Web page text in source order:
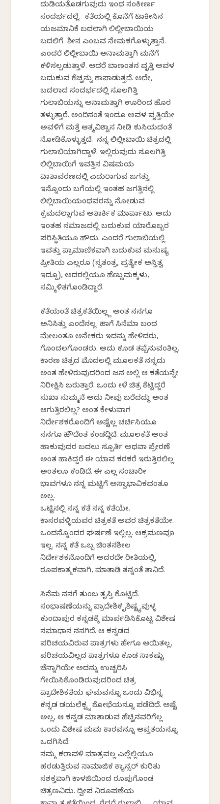
ದುಡಿಯತೊಡಗುವುದು ಇಂಥ ಸಂಕೀರ್ಣ
ಸಂದರ್ಭದಲ್ಲೆ. ಕತೆಯಲ್ಲಿ ಕೊನೆಗೆ ಟಾಕೀಸಿನ
ಯಜಮಾನಿಕೆ ಬದಲಾಗಿ ಲಿಲ್ಲೀಬಾಯಿಯ
ಬದಲಿಗೆ ಶೀನ ಎಂಬವ ನೇಮಕಗೊಳ್ಳುತ್ತಾನೆ.
ಎಂದರೆ ಲಿಲ್ಲೀಬಾಯಿ ಅನಾಮತ್ತಾಗಿ ಮನೆಗೆ
ಕಳಿಸಲ್ಪಡುತ್ತಾಳೆ. ಆದರೆ ಬಾಣಂತನ ವೃತ್ತಿ ಅವಳ
ಬದುಕುವ ಕೆಚ್ಚನ್ನು ಕಾಪಾಡುತ್ತದೆ. ಅದೇ,
ಬದಲಾದ ಸಂದರ್ಭದಲ್ಲಿ ಸೂಲಗಿತ್ತಿ
ಗುಲಾಬಿಯನ್ನು ಅನಾಮತ್ತಾಗಿ ಊರಿಂದ ಹೊರ
ತಳ್ಳುತ್ತಾರೆ. ಅಂದಿನಂತೆ ಇಂದೂ ಅವಳ ವೃತ್ತಿಯೇ
ಅವಳಿಗೆ ಮತ್ತೆ ಆತ್ಮವಿಶ್ವಾಸ ನೀಡಿ ಕುಸಿಯದಂತೆ
ನೋಡಿಕೊಳ್ಳುತ್ತದೆ. ನನ್ನ ಲಿಲ್ಲೀಬಾಯಿ ಚಿತ್ರದಲ್ಲಿ
ಗುಲಾಬಿಯಾಗಿದ್ದಾಳೆ. ಇಲ್ಲಿರುವುದು ಸೂಲಗಿತ್ತಿ
ಲಿಲ್ಲಿಬಾಯಿಗೆ ಇವತ್ತಿನ ವಿಷಮಯ
ವಾತಾವರಣದಲ್ಲಿ ಎದುರಾಗುವ ಜಗತ್ತು.
ಇನ್ನೊಂದು ಬಗೆಯಲ್ಲಿ ಇಂತಹ ಜಗತ್ತಿನಲ್ಲಿ
ಲಿಲ್ಲಿಬಾಯಿಯಂಥವರನ್ನು ನೋಡುವ
ಕ್ರಮದಲ್ಲಾಗುವ ಅತಾರ್ಕಿಕ ಮಾರ್ಪಾಟು. ಅದು
ಇಂತಹ ಸಮಾಜದಲ್ಲಿ ಬದುಕುವ ಯಾರೊಬ್ಬರ
ಪರಿಸ್ಥಿತಿಯೂ ಹೌದು. ಎಂದರೆ ಗುಲಾಬಿಯಲ್ಲಿ
ಇವತ್ತು ಪ್ರಾಮಾಣಿಕವಾಗಿ ಬದುಕುವ ಮನುಷ್ಯ
ಪ್ರೀತಿಯ ಎಲ್ಲರೂ (ಸ್ವತಂತ್ರ, ಪ್ರತ್ಯೇಕ ಅಸ್ತಿತ್ವ
ಇದ್ದೂ), ಅದರಲ್ಲಿಯೂ ಹೆಣ್ಣುಮಕ್ಕಳು,
ಸಮ್ಮಿಳಿತಗೊಂಡಿದ್ದಾರೆ.
ಕತೆಯಂತೆ ಚಿತ್ರಕತೆಯಿಲ್ಲ್ಲ ಅಂತ ನನಗೂ
ಅನಿಸಿತ್ತು ಎಂದೆನಲ್ಲ. ಹಾಗೆ ಸಿನೆಮಾ ಬಂದ
ಮೇಲಂತೂ ಅನೇಕರು ಇದನ್ನು ಹೇಳಿದರು,
ಗೊಂದಲಗೊಂಡರು. ಅದು ಕೂಡ ತಪ್ಪೆನುವಂತಿಲ್ಲ.
ಕಾರಣ ಚಿತ್ರದ ಮೊದಲಲ್ಲಿ ಮೂಲಕತೆ ನನ್ನದು
ಅಂತ ಹೇಳಿರುವುದರಿಂದ ಜನ ಅಲ್ಲಿ ಆ ಕತೆಯನ್ನೇ
ನಿರೀಕ್ಷಿಸಿ ಬರುತ್ತಾರೆ. ಒಂದು ವೇಳೆ ಚಿತ್ರ ಕೆಟ್ಟಿದ್ದರೆ
ಸುಖಾ ಸುಮ್ಮನೆ ಅದು ನೀವು ಬರೆದದ್ದು ಅಂತ
ಆಗುತ್ತಿರಲಿಲ್ಲವೆ? ಅಂತ ಕೇಳುವಾಗ
ನಿರ್ದೇಶಕರೊಂದಿಗೆ ಅಷ್ಟೆಲ್ಲ ಚರ್ಚಿಸಿಯೂ
ನನಗೂ ಹೌದೆಂತ ಕಂಡದ್ದಿದೆ. ಮೂಲಕತೆ ಅಂತ
ಹಾಕುವುದರ ಬದಲು ಸ್ಪೂರ್ತಿ ಅಥವಾ ಪ್ರೇರಣೆ
ಅಂತ ಹಾಕಿದ್ದರೆ ಈ ಯಾವ ಕರಕರೆ ಇರುತ್ತಿರಲಿಲ್ಲ
ಅಂತಲೂ ಕಂಡಿದೆ. ಈ ಎಲ್ಲ ಸಂಚಾರೀ
ಭಾವಗಳೂ ನನ್ನ ಮಟ್ಟಿಗೆ ಅಸ್ವಾಭಾವಿಕವಂತೂ
ಅಲ್ಲ.
ಒಟ್ಟಿನಲ್ಲಿ ನನ್ನ ಕತೆ ನನ್ನ ಕತೆಯೇ.
ಕಾಸರವಳ್ಳಿಯವರ ಚಿತ್ರಕತೆ ಅವರ ಚಿತ್ರಕತೆಯೇ.
ಒಂದನ್ನೊಂದರ ಘರ್ಷಣೆ ಇಲ್ಲಿಲ್ಲ. ಆಕ್ರಮಣವೂ
ಇಲ್ಲ. ನನ್ನ ಕತೆ ಒಬ್ಬ ಚಿಂತನಶೀಲ
ನಿರ್ದೇಶಕನೊಂದಿಗೆ ಅದರದೇ ರೀತಿಯಲ್ಲಿ,
ರೂಪಕಾತ್ಮಕವಾಗಿ, ಮಾತಾಡಿ ತನ್ನಂತೆ ತಾನಿದೆ.
ಸಿನೆಮ ನನಗೆ ತುಂಬ ತೃಪ್ತಿ ಕೊಟ್ಟಿದೆ.
ಸಂಭಾಷಣೆಯನ್ನು ಪ್ರಾದೇಶಿಕ ವೈಶಿಷ್ಟ್ಯವುಳ್ಳ
ಕುಂದಾಪುರ ಕನ್ನಡಕ್ಕೆ ಮಾರ್ಪಡಿಸಿಕೊಟ್ಟ ವಿಶೇಷ
ಸಮಾಧಾನ ನನಗಿದೆ. ಆ ಕನ್ನಡದ
ಪರಿಚಯವಿರುವ ಪಾತ್ರಗಳು ಹೇಗೂ ಆಯಿತಲ್ಲ,
ಪರಿಚಯವಿಲ್ಲದ ಪಾತ್ರಗಳೂ ಕೂಡ ಸಾಕಷ್ಟು
ಚೆನ್ನಾಗಿಯೇ ಅದನ್ನು ಉಚ್ಚರಿಸಿ
ಗೇಯಿಸಿಕೊಂಡಿರುವುದರಿಂದ ಚಿತ್ರ
ಪ್ರಾದೇಶಿಕತೆಯ ಘಮವನ್ನೂ ಒಂದು ವಿಭಿನ್ನ
ಕನ್ನಡ ಡಯಲೆಕ್ಟ್ನ ಶೋಭೆಯನ್ನೂ ಪಡೆದಿದೆ. ಅಷ್ಟೆ
ಅಲ್ಲ, ಆ ಕನ್ನಡ ಮಾತಾಡುವ ಹೆಚ್ಚಿನವರಿಗೆಲ್ಲ
ಒಂದು ವಿಶೇಷ ಮಮ ಕಾರವನ್ನೂ ಆಪ್ತತಯನ್ನೂ
ಒದಗಿಸಿದೆ.
ನಮ್ಮ ಕರಾವಳಿ ಮಾತ್ರವಲ್ಲ ಎಲ್ಲೆಲ್ಲಿಯೂ
ಹರಡುತ್ತಿರುವ ಸಾಮಾಜಿಕ ಕ್ಯಾನ್ಸರ್ ಕುರಿತು
ಸಶಕ್ತವಾಗಿ ಕಾಳಜಿಯಿಂದ ರೂಪುಗೊಂಡ
ಚಿತ್ರಣವಿದು. ದ್ವೀಪ ನಿರೂಪಣೆಯ